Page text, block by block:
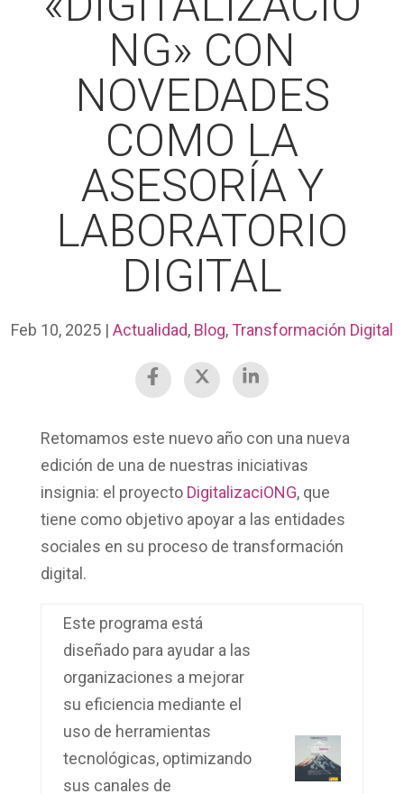
NG» CON
NOVEDADES
COMO LA
ASESORÍA Y
LABORATORIO
DIGITAL
Feb 10, 2025 | Actualidad, Blog, Transformación Digital
Retomamos este nuevo año con una nueva
edición de una de nuestras iniciativas
insignia: el proyecto DigitalizaciONG, que
tiene como objetivo apoyar a las entidades
sociales en su proceso de transformación
digital.
Este programa está
diseñado para ayudar a las
organizaciones a mejorar
su eficiencia mediante el
uso de herramientas
tecnológicas, optimizando
sus canales de